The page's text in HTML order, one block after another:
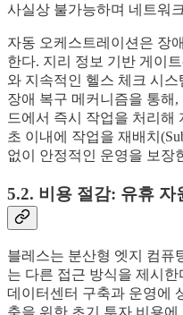
사실상 불가능하며 네트워
자동 오케스트레이션은 장
한다. 지리 정보 기반 게이트
와 지속적인 헬스 체크 시스
장애 복구 메커니즘을 통해
드에서 즉시 작업을 처리해
초 이내에 작업을 재배치
없이 안정적인 운영을 보장
5.2. 비용 절감: 유휴 자
블레스는 분산형 엣지 컴퓨
는 다른 접근 방식을 제시
데이터센터 구축과 운영에
축을 위한 초기 투자 비용